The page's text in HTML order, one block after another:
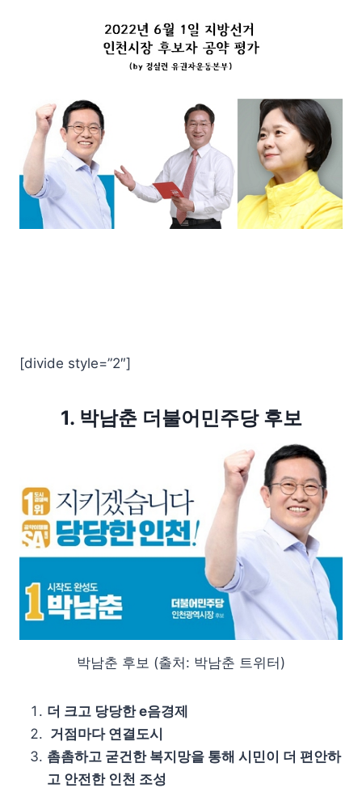
[divide style=”2″]
1. 박남춘 더불어민주당 후보
박남춘 후보 (출처: 박남춘 트위터)
더 크고 당당한 e음경제
거점마다 연결도시
촘촘하고 굳건한 복지망을 통해 시민이 더 편안하
고 안전한 인천 조성